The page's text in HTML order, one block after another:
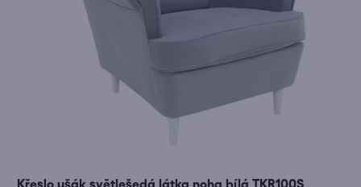
Křeslo ušák světlešedá látka noha bílá TKR100S